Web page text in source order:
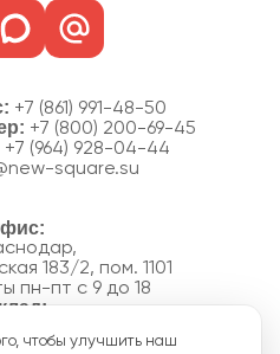
+7 (861) 991-48-50
+7 (800) 200-69-45
+7 (964) 928-04-44
square.su
183/2, пом. 1101
пн-пт с 9 до 18
15
чтобы улучшить наш